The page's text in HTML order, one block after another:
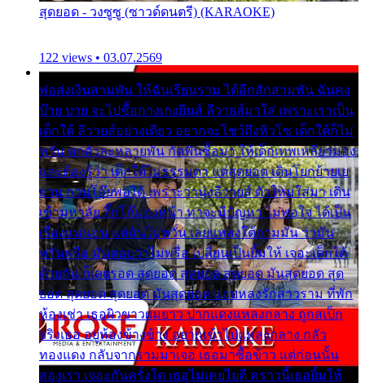
สุดยอด - วงซูซู (ซาวด์ดนตรี) (KARAOKE)
122 views • 03.07.2569
พ่อส่งเงินสามพัน ให้ฉันเรียนราม ได้อีกสักสามพัน ฉันคง
บ๊าย บาย จะไปซื้อกางเกงยีนส์ ลีวายส์มาใส่ เพราะเราเป็น
เด็กใต้ ลีวายส์อย่างเดียว อยากจะโชว์ถึงหิวโซ เด็กใต้ก็ไม่
หวั่น ตกตัวละหลายพัน กัดฟันซื้อมา ให้เด็กเทพเหลียวมอง
และต้องรู้ว่า เด็กใต้ไม่ธรรมดา แต่สุดยอด เดินโยกย้ายเย
ยวน กวนโอ๊ยพอได้ เพราะว่านุ่งลีวายส์ ตัวใหม่ใส่มา เดิน
เข้ามหาลัย จิ๊กโก๊มองหน้า ท่าจะมีปัญหา ไม่พอใจ ได้เป็น
เรื่องแน่นอน แต่ฉันไม่หวั่น เลยแหลงใต้ถามมัน ว่ามัน
พรั่นพรือ มันตอบว่าไม่พรื่อ เปลี่ยนเป็นยิ้มให้ เจอะเด็กใต้
ด้วยกัน ก็เลยรอด สุดยอด สุดยอด สุดยอด มันสุดยอด สุด
ยอด สุดยอด สุดยอด มันสุดยอด แอบหลงรักสาวราม ที่พัก
ห้องเช่า เธอผิวขาวผมยาว ปากแดงแหลงกลาง ถูกสเป็ก
จริงเธอ อยู่ห้องข้างข้าง อยากเข้าไปแหลงกลาง กลัว
ทองแดง กลับจากรามมาเจอ เธอมาซื้อข้าว แต่ก่อนนั้น
สองเรา เจอะกันครั้งใด เธอไม่เคยไยดี คราวนี้เธอยิ้มให้